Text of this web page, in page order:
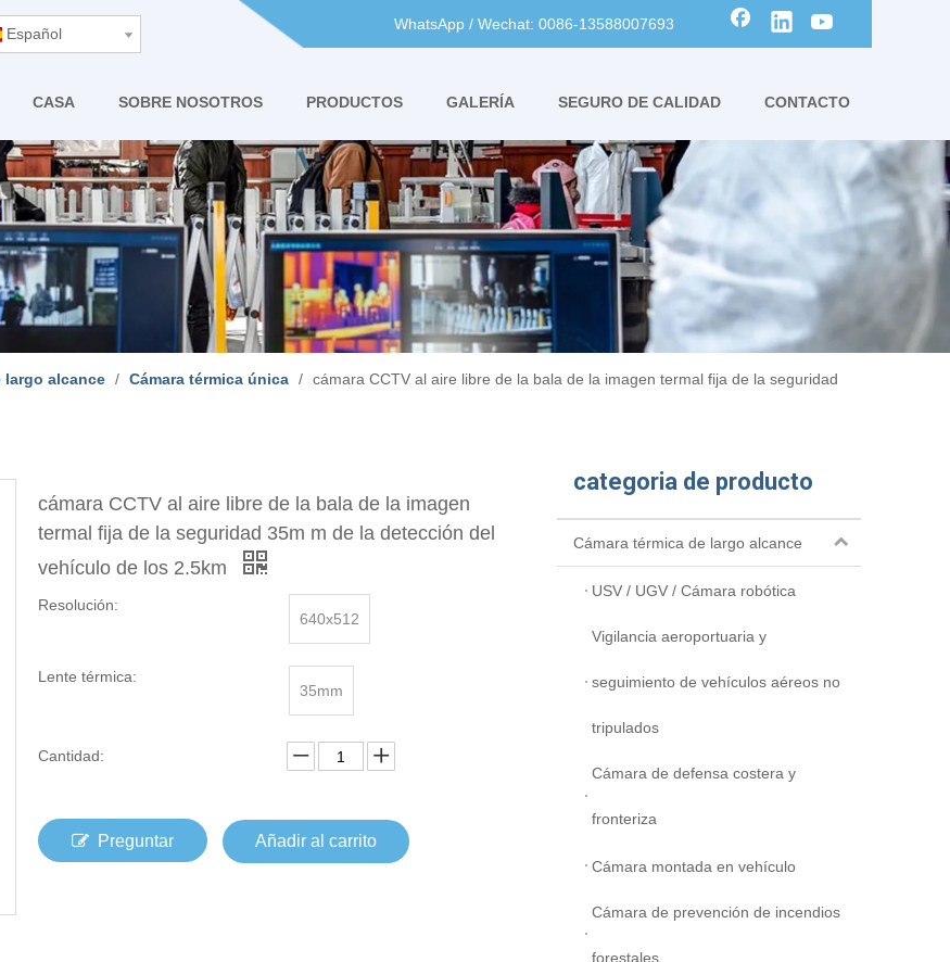
Español
WhatsApp / Wechat: 0086-13588007693
CASA SOBRE NOSOTROS PRODUCTOS GALERÍA SEGURO DE CALIDAD CONTACTO
largo alcance / Cámara térmica única / cámara CCTV al aire libre de la bala de la imagen termal fija de la seguridad
cámara CCTV al aire libre de la bala de la imagen
termal fija de la seguridad 35m m de la detección del
vehículo de los 2.5km
Resolución:
640x512
Lente térmica:
35mm
Cantidad:
Preguntar Añadir al carrito
categoria de producto
Cámara térmica de largo alcance
USV / UGV / Cámara robótica
Vigilancia aeroportuaria y
seguimiento de vehículos aéreos no
tripulados
Cámara de defensa costera y
fronteriza
Cámara montada en vehículo
Cámara de prevención de incendios
forestales